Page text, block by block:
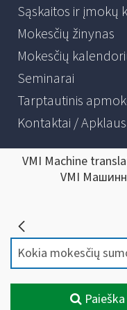
Sąskaitos ir įmokų
Mokesčių žinynas
Mokesčių
Seminarai
Tarptautinis
Kontaktai /
VMI Machine
VMI
Paieška